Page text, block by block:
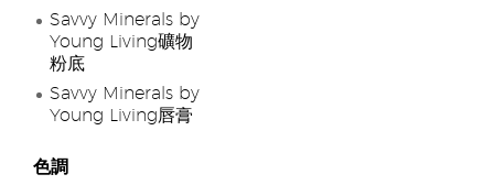
Savvy Minerals by
Young Living礦物
粉底
Savvy Minerals by
Young Living唇膏
色調